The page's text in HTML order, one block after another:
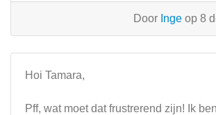
Door Inge op 8
Hoi Tamara,
Pff, wat moet dat frustrerend zijn! Ik